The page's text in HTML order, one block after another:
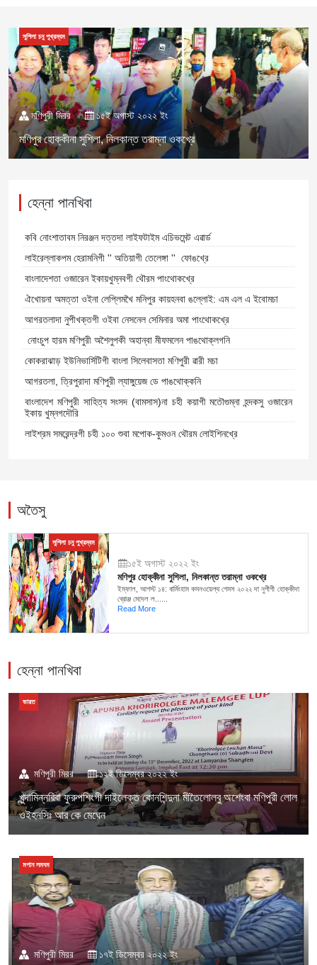
মণিপুরী মিরর ১৫ই অগাস্ট ২০২২ ইং
মণিপুর হোক্কীনা সুশিলা, নিলকান্ত তরাম্না ওকখ্রে
সুশিলা চনু পুখ্রম্বম
হেন্না পানখিবা
কবি নোংশাতাবম নিরঞ্জন দত্তদা লাইফটাইম এচিভমেন্ট এৱার্ড
লাইরেল্লাকপম হেরামনিগী '' অতিয়াগী তেলেঙ্গা '' ফোঙখ্রে
বাংলাদেশতা ওজারেন ইকায়খুম্নবগী থৌরম পাংথোকখ্রে
ঐখোয়না অমত্তা ওইনা লেপ্লিমখৈ মনিপুর কায়হনবা ঙল্লোই: এম এল এ ইবোমচা
আগরতলাদা নুপীখক্তগী ওইবা নেসনেল সেমিনার অমা পাংথোকখ্রে
নোংচুপ হারম মণিপুরী অশৈলুপকী অহান্বা মীফমলেন পাঙথোক্লগনি
কোকরাঝাড় ইউনিভার্সিটিগী বাংলা সিলেবাসতা মণিপুরী ৱারী মচা
আগরতলা, ত্রিপুরাদা মণিপুরী ল্যাঙ্গুয়েজ ডে পাঙথোক্কনি
বাংলাদেশ মণিপুরী সাহিত্য সংসদ (বামসাস)না চহী কয়াগী মতৌগুম্না হন্দকসু ওজারেন
ইকায় খুম্নগদৌরি
লাইশ্রম সমরেন্দ্রগী চহী ১০০ শুবা মপোক-কুমওন থৌরম লোইশিনখ্রে
অতৈসু
সুশিলা চনু পুখ্রম্বম
১৫ই অগাস্ট ২০২২ ইং
মণিপুর হোক্কীনা সুশিলা, নিলকান্ত তরাম্না ওকখ্রে
ইম্ফাল, আগস্ট ১৪: বার্মিংহাম কমনওয়েল্থ গেমস ২০২২ দা নুপীগী হোক্কীদা
ব্রোঞ্জ মেদেল ল......
Read More
হেন্না পানখিবা
মণিপুরী মিরর ১২ই ডিসেম্বর ২০২২ ইং
খুন্দামিন্নরিবা ফুরুপশিংগী দাইলেক্ত কোনশিন্দুনা মীতৈলোলবু অশেংবা মণিপুরী লোল
ওইহনসিঃ আর কে মেঘেন
ভারত
মণিপুরী মিরর ১৭ই ডিসেম্বর ২০২২ ইং
মপান লমদম